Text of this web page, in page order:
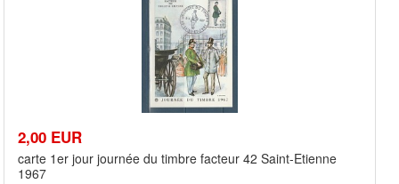
2,00 EUR
carte 1er jour journée du timbre facteur 42 Saint-Etienne
1967